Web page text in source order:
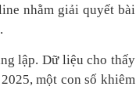
nhằm giải quyết bài
lập. Dữ liệu cho thấy
một con số khiêm